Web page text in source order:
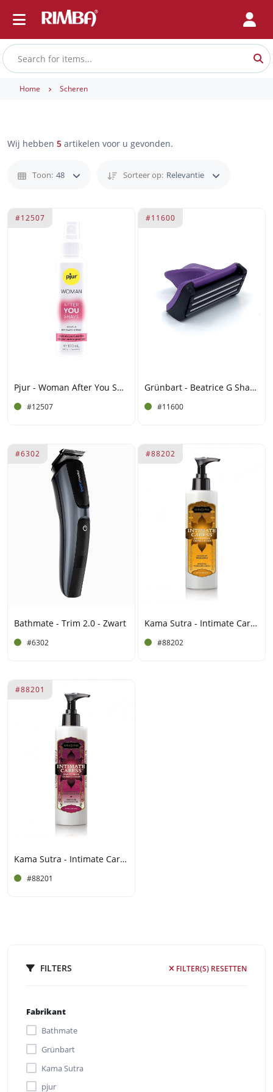
Home Scheren
Wij hebben 5 artikelen voor u gevonden.
Toon: 48 Sorteer op: Relevantie
#12507
Pjur - Woman After You Shave - Spray - 100 ml
#12507
#11600
Grünbart - Beatrice G Shaver - Nat Scheerapparaat - Paarsviolet
#11600
#6302
Bathmate - Trim 2.0 - Zwart
#6302
#88202
Kama Sutra - Intimate Caress - Kokosnoot Ananas
#88202
#88201
Kama Sutra - Intimate Caress - Granaatappel
#88201
FILTERS FILTER(S) RESETTEN
Fabrikant
Bathmate
Grünbart
Kama Sutra
pjur